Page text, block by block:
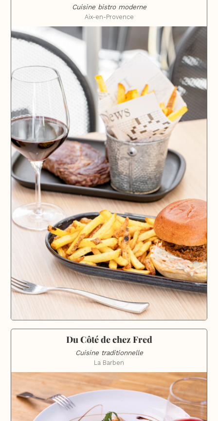
Cuisine bistro moderne
Aix-en-Provence
Du Côté de chez Fred
Cuisine traditionnelle
La Barben